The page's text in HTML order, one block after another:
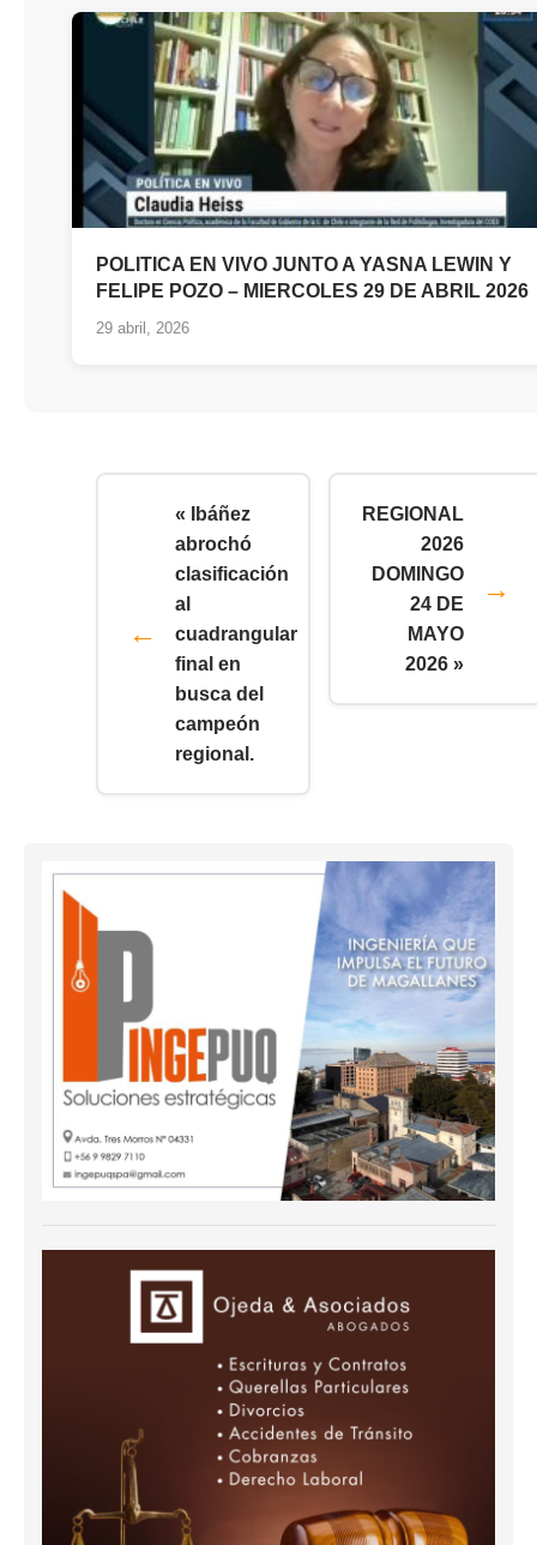
POLITICA EN VIVO JUNTO A YASNA LEWIN Y
FELIPE POZO – MIERCOLES 29 DE ABRIL 2026
29 abril, 2026
« Ibáñez
abrochó
clasificación
al
cuadrangular
final en
busca del
campeón
regional.
REGIONAL
2026
DOMINGO
24 DE
MAYO
2026 »